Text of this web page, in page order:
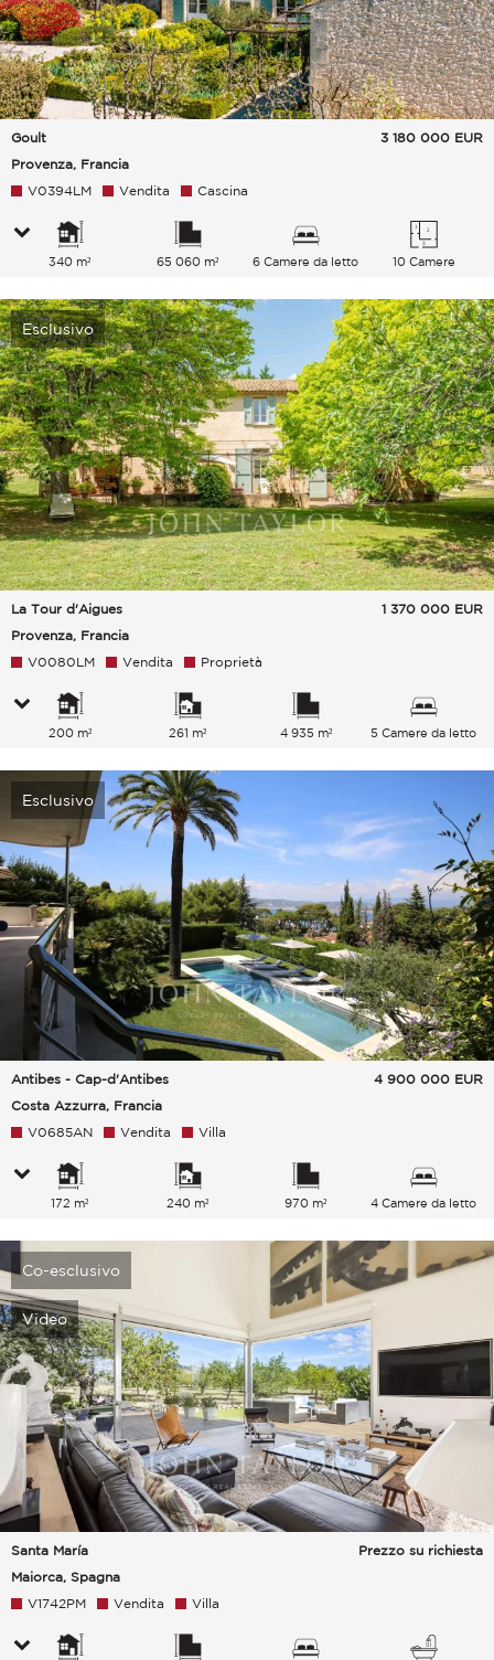
Goult
Provenza, Francia
3 180 000 EUR
V0394LM Vendita Cascina
340 m² 65 060 m² 6 Camere da letto 10 Camere
Esclusivo
La Tour d'Aigues
Provenza, Francia
1 370 000 EUR
V0080LM Vendita Proprietà
200 m² 261 m² 4 935 m² 5 Camere da letto
Esclusivo
Antibes - Cap-d'Antibes
Costa Azzurra, Francia
4 900 000 EUR
V0685AN Vendita Villa
172 m² 240 m² 970 m² 4 Camere da letto
Co-esclusivo
Video
Santa María
Maiorca, Spagna
Prezzo su richiesta
V1742PM Vendita Villa